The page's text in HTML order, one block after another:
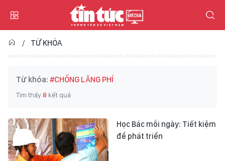
TỪ KHÓA
Từ khóa: #CHỐNG LÃNG PHÍ
Tìm thấy8 kết quả
Học Bác mỗi ngày: Tiết kiệm
để phát triển